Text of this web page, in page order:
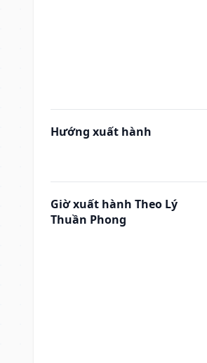
Hướng xuất hành
Giờ xuất hành Theo Lý
Thuần Phong